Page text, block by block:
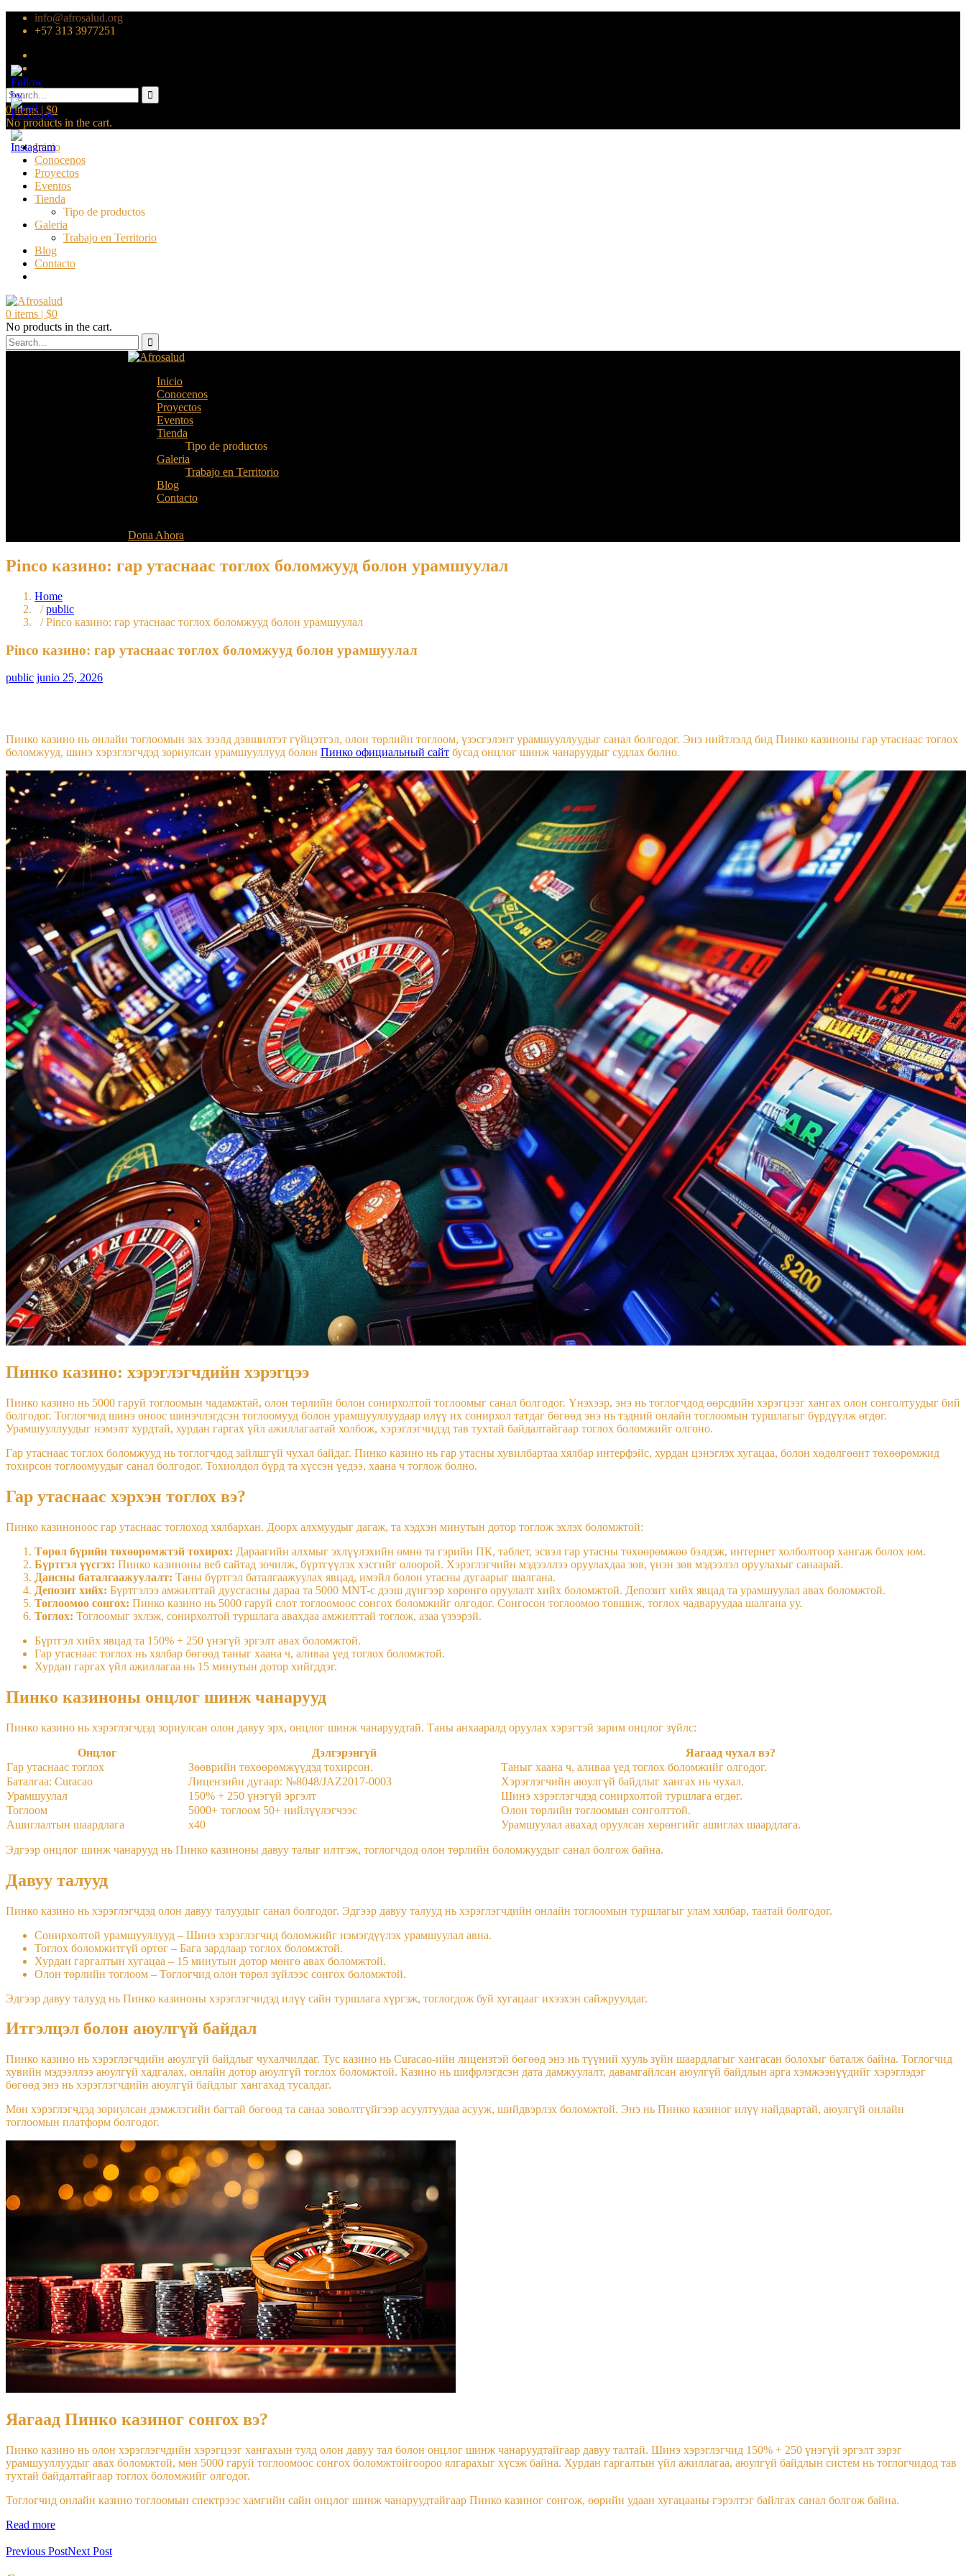
info@afrosalud.org
+57 313 3977251
0items | $0
No products in the cart.
Inicio
Conocenos
Proyectos
Eventos
Tienda
Tipo de productos
Galeria
Trabajo en Territorio
Blog
Contacto
0 items | $0
No products in the cart.
Inicio
Conocenos
Proyectos
Eventos
Tienda
Tipo de productos
Galeria
Trabajo en Territorio
Blog
Contacto
Dona Ahora
Pinco казино: гар утаснаас тоглох боломжууд болон урамшуулал
Home
/public
/ Pinco казино: гар утаснаас тоглох боломжууд болон урамшуулал
Pinco казино: гар утаснаас тоглох боломжууд болон урамшуулал
public junio 25, 2026
Пинко казино нь онлайн тоглоомын зах зээлд дэвшилтэт гүйцэтгэл, олон төрлийн тоглоом, үзэсгэлэнт урамшууллуудыг санал болгодог. Энэ нийтлэлд бид Пинко казиноны гар утаснаас тоглох
боломжууд, шинэ хэрэглэгчдэд зориулсан урамшууллууд болон Пинко официальный сайт бусад онцлог шинж чанаруудыг судлах болно.
Пинко казино: хэрэглэгчдийн хэрэгцээ
Пинко казино нь 5000 гаруй тоглоомын чадамжтай, олон төрлийн болон сонирхолтой тоглоомыг санал болгодог. Үнэхээр, энэ нь тоглогчдод өөрсдийн хэрэгцээг хангах олон сонголтуудыг бий
болгодог. Тоглогчид шинэ оноос шинэчлэгдсэн тоглоомууд болон урамшууллуудаар илүү их сонирхол татдаг бөгөөд энэ нь тэдний онлайн тоглоомын туршлагыг бүрдүүлж өгдөг.
Урамшууллуудыг нэмэлт хурдтай, хурдан гаргах үйл ажиллагаатай холбож, хэрэглэгчидэд тав тухтай байдалтайгаар тоглох боломжийг олгоно.
Гар утаснаас тоглох боломжууд нь тоглогчдод зайлшгүй чухал байдаг. Пинко казино нь гар утасны хувилбартаа хялбар интерфэйс, хурдан цэнэглэх хугацаа, болон хөдөлгөөнт төхөөрөмжид
тохирсон тоглоомуудыг санал болгодог. Тохиолдол бүрд та хүссэн үедээ, хаана ч тоглож болно.
Гар утаснаас хэрхэн тоглох вэ?
Пинко казиноноос гар утаснаас тоглоход хялбархан. Доорх алхмуудыг дагаж, та хэдхэн минутын дотор тоглож эхлэх боломжтой:
Төрөл бүрийн төхөөрөмжтэй тохирох: Дараагийн алхмыг эхлүүлэхийн өмнө та гэрийн ПК, таблет, эсвэл гар утасны төхөөрөмжөө бэлдэж, интернет холболтоор хангаж болох юм.
Бүртгэл үүсгэх: Пинко казиноны веб сайтад зочилж, бүртгүүлэх хэсгийг олоорой. Хэрэглэгчийн мэдээллээ оруулахдаа зөв, үнэн зөв мэдээлэл оруулахыг санаарай.
Дансны баталгаажуулалт: Таны бүртгэл баталгаажуулах явцад, имэйл болон утасны дугаарыг шалгана.
Депозит хийх: Бүртгэлээ амжилттай дуусгасны дараа та 5000 MNT-с дээш дүнгээр хөрөнгө оруулалт хийх боломжтой. Депозит хийх явцад та урамшуулал авах боломжтой.
Тоглоомоо сонгох: Пинко казино нь 5000 гаруй слот тоглоомоос сонгох боломжийг олгодог. Сонгосон тоглоомоо товшиж, тоглох чадваруудаа шалгана уу.
Тоглох: Тоглоомыг эхлэж, сонирхолтой туршлага авахдаа амжилттай тоглож, азаа үзээрэй.
Бүртгэл хийх явцад та 150% + 250 үнэгүй эргэлт авах боломжтой.
Гар утаснаас тоглох нь хялбар бөгөөд таныг хаана ч, аливаа үед тоглох боломжтой.
Хурдан гаргах үйл ажиллагаа нь 15 минутын дотор хийгддэг.
Пинко казиноны онцлог шинж чанарууд
Пинко казино нь хэрэглэгчдэд зориулсан олон давуу эрх, онцлог шинж чанаруудтай. Таны анхааралд оруулах хэрэгтэй зарим онцлог зүйлс:
Онцлог Дэлгэрэнгүй
Яагаад чухал вэ?
Гар утаснаас тоглох
Зөөврийн төхөөрөмжүүдэд тохирсон.
Таныг хаана ч, аливаа үед тоглох боломжийг олгодог.
Баталгаа: Curacao
Лицензийн дугаар: №8048/JAZ2017-0003
Хэрэглэгчийн аюулгүй байдлыг хангах нь чухал.
Урамшуулал
150% + 250 үнэгүй эргэлт
Шинэ хэрэглэгчдэд сонирхолтой туршлага өгдөг.
Тоглоом
5000+ тоглоом 50+ нийлүүлэгчээс
Олон төрлийн тоглоомын сонголттой.
Ашиглалтын шаардлага
x40 Урамшуулал авахад оруулсан хөрөнгийг ашиглах шаардлага.
Эдгээр онцлог шинж чанарууд нь Пинко казиноны давуу талыг илтгэж, тоглогчдод олон төрлийн боломжуудыг санал болгож байна.
Давуу талууд
Пинко казино нь хэрэглэгчдэд олон давуу талуудыг санал болгодог. Эдгээр давуу талууд нь хэрэглэгчдийн онлайн тоглоомын туршлагыг улам хялбар, таатай болгодог.
Сонирхолтой урамшууллууд – Шинэ хэрэглэгчид боломжийг нэмэгдүүлэх урамшуулал авна.
Тоглох боломжитгүй өртөг – Бага зардлаар тоглох боломжтой.
Хурдан гаргалтын хугацаа – 15 минутын дотор мөнгө авах боломжтой.
Олон төрлийн тоглоом – Тоглогчид олон төрөл зүйлээс сонгох боломжтой.
Эдгээр давуу талууд нь Пинко казиноны хэрэглэгчидэд илүү сайн туршлага хүргэж, тоглогдож буй хугацааг ихээхэн сайжруулдаг.
Итгэлцэл болон аюулгүй байдал
Пинко казино нь хэрэглэгчдийн аюулгүй байдлыг чухалчилдаг. Тус казино нь Curacao-ийн лицензтэй бөгөөд энэ нь түүний хууль зүйн шаардлагыг хангасан болохыг баталж байна. Тоглогчид
хувийн мэдээллээ аюулгүй хадгалах, онлайн дотор аюулгүй тоглох боломжтой. Казино нь шифрлэгдсэн дата дамжуулалт, давамгайлсан аюулгүй байдлын арга хэмжээнүүдийг хэрэглэдэг
бөгөөд энэ нь хэрэглэгчдийн аюулгүй байдлыг хангахад тусалдаг.
Мөн хэрэглэгчдэд зориулсан дэмжлэгийн багтай бөгөөд та санаа зоволтгүйгээр асуултуудаа асууж, шийдвэрлэх боломжтой. Энэ нь Пинко казиног илүү найдвартай, аюулгүй онлайн
тоглоомын платформ болгодог.
Яагаад Пинко казиног сонгох вэ?
Пинко казино нь олон хэрэглэгчдийн хэрэгцээг хангахын тулд олон давуу тал болон онцлог шинж чанаруудтайгаар давуу талтай. Шинэ хэрэглэгчид 150% + 250 үнэгүй эргэлт зэрэг
урамшууллуудыг авах боломжтой, мөн 5000 гаруй тоглоомоос сонгох боломжтойгоороо ялгарахыг хүсэж байна. Хурдан гаргалтын үйл ажиллагаа, аюулгүй байдлын систем нь тоглогчидод тав
тухтай байдалтайгаар тоглох боломжийг олгодог.
Тоглогчид онлайн казино тоглоомын спектрээс хамгийн сайн онцлог шинж чанаруудтайгаар Пинко казиног сонгож, өөрийн удаан хугацааны гэрэлтэг байлгах санал болгож байна.
Read more
Previous PostNext Post